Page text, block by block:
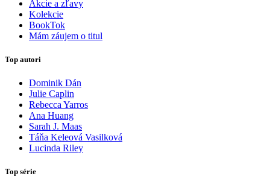
Akcie a zľavy
Kolekcie
BookTok
Mám záujem o titul
Top autori
Dominik Dán
Julie Caplin
Rebecca Yarros
Ana Huang
Sarah J. Maas
Táňa Keleová Vasilková
Lucinda Riley
Top série